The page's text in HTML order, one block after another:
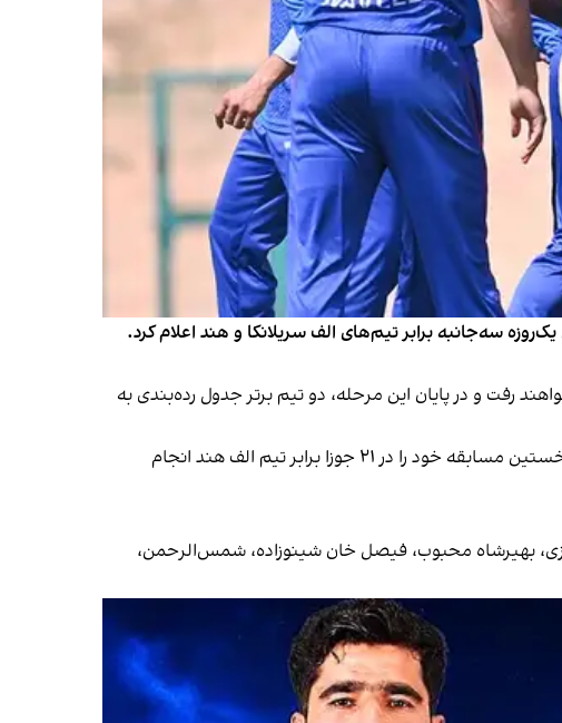
سه‌جانبه برابر تیم‌های الف سریلانکا و هند اعلام کرد.
رفت و در پایان این مرحله، دو تیم برتر جدول رده‌بندی به
نخستین دیدار این تورنمنت در ۱۹ جوزا میان تیم‌های الف سریلانکا و الف هند برگزار می‌شود. تیم الف افغانستان نیز نخستین مسابقه خود را در ۲۱ جوزا برابر تیم الف هند انجام
بهیرشاه محبوب، فیصل خان شینوزاده، شمس‌الرحمن،